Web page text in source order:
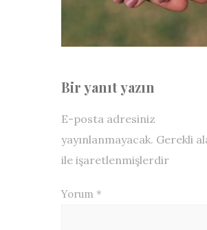
Bir yanıt yazın
E-posta adresiniz
yayınlanmayacak. Gerekli
ile işaretlenmişlerdir
Yorum *